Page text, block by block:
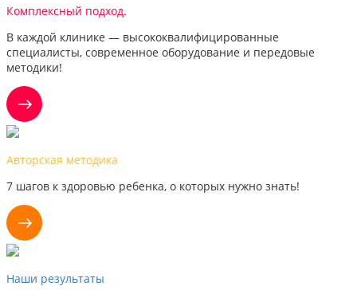
Комплексный подход.
В каждой клинике — высококвалифицированные
специалисты, современное оборудование и передовые
методики!
Авторская методика
7 шагов к здоровью ребенка, о которых нужно знать!
Наши результаты